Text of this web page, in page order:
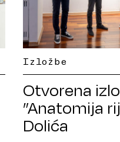
Izložbe
Otvorena
”Anatomija
Dolića